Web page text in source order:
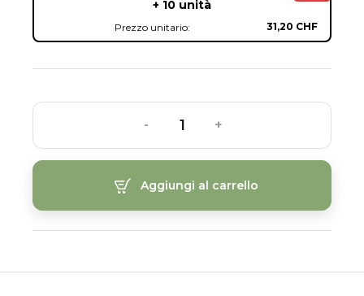
+ 10 unità
Prezzo unitario: 31,20 CHF
- +
Aggiungi al carrello